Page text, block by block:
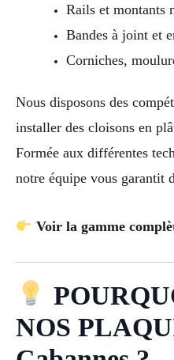
Rails et montants
Bandes à joint et
Corniches,
Nous disposons des
installer des cloisons en
Formée aux différentes
notre équipe vous garantit
Voir la gamme
NOS